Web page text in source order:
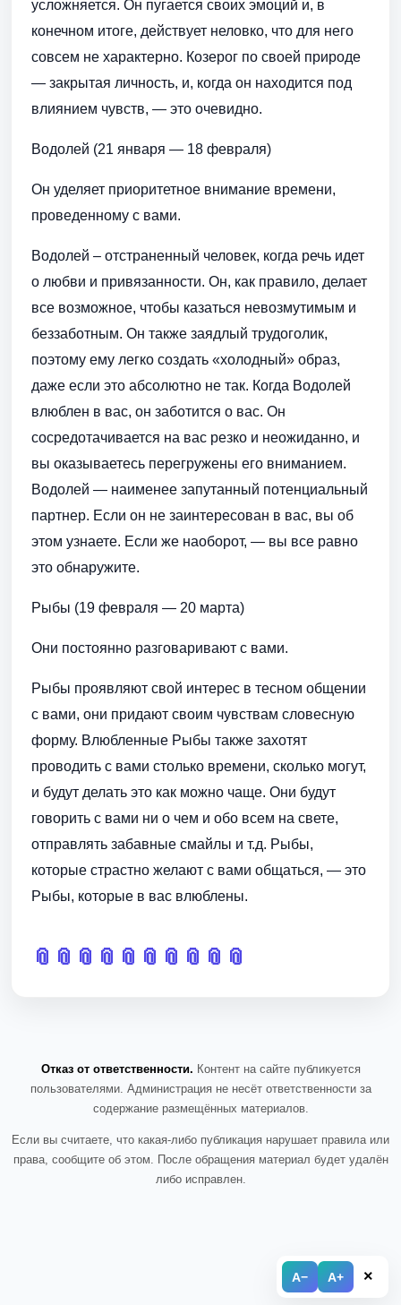
A− A+ ×
усложняется. Он пугается своих эмоций и, в
конечном итоге, действует неловко, что для него
совсем не характерно. Козерог по своей природе
— закрытая личность, и, когда он находится под
влиянием чувств, — это очевидно.
Водолей (21 января — 18 февраля)
Он уделяет приоритетное внимание времени,
проведенному с вами.
Водолей – отстраненный человек, когда речь идет
о любви и привязанности. Он, как правило, делает
все возможное, чтобы казаться невозмутимым и
беззаботным. Он также заядлый трудоголик,
поэтому ему легко создать «холодный» образ,
даже если это абсолютно не так. Когда Водолей
влюблен в вас, он заботится о вас. Он
сосредотачивается на вас резко и неожиданно, и
вы оказываетесь перегружены его вниманием.
Водолей — наименее запутанный потенциальный
партнер. Если он не заинтересован в вас, вы об
этом узнаете. Если же наоборот, — вы все равно
это обнаружите.
Рыбы (19 февраля — 20 марта)
Они постоянно разговаривают с вами.
Рыбы проявляют свой интерес в тесном общении
с вами, они придают своим чувствам словесную
форму. Влюбленные Рыбы также захотят
проводить с вами столько времени, сколько могут,
и будут делать это как можно чаще. Они будут
говорить с вами ни о чем и обо всем на свете,
отправлять забавные смайлы и т.д. Рыбы,
которые страстно желают с вами общаться, — это
Рыбы, которые в вас влюблены.
📎 📎 📎 📎 📎 📎 📎 📎 📎 📎
Отказ от ответственности. Контент на сайте публикуется
пользователями. Администрация не несёт ответственности за
содержание размещённых материалов.
Если вы считаете, что какая-либо публикация нарушает правила или
права, сообщите об этом. После обращения материал будет удалён
либо исправлен.